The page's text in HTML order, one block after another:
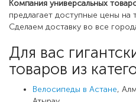
Компания универсальных
предлагает доступные цены на
Сделаем доставку во все
Для вас
товаров из
Велосипеды в Астане ,